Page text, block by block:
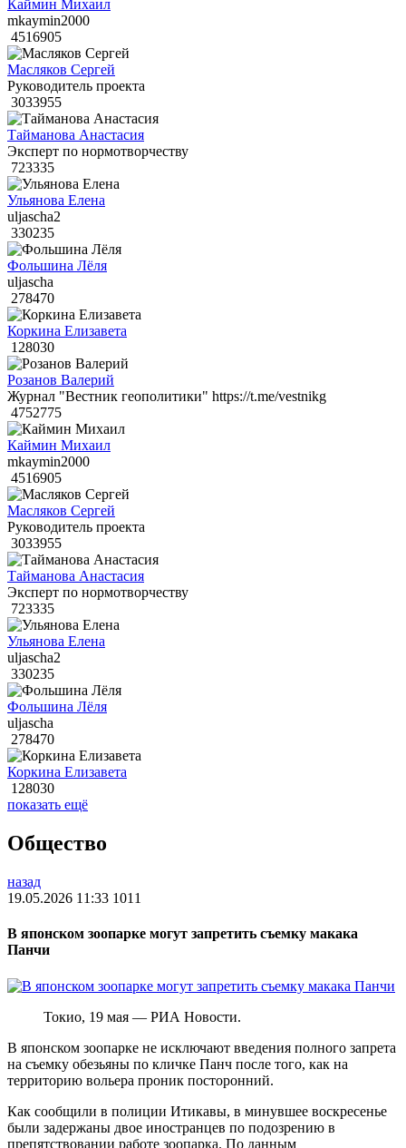
Каймин Михаил
mkaymin2000
4516905
Масляков Сергей
Руководитель проекта
3033955
Тайманова Анастасия
Эксперт по нормотворчеству
723335
Ульянова Елена
uljascha2
330235
Фольшина Лёля
uljascha
278470
Коркина Елизавета
128030
Розанов Валерий
Журнал "Вестник геополитики" https://t.me/vestnikg
4752775
Каймин Михаил
mkaymin2000
4516905
Масляков Сергей
Руководитель проекта
3033955
Тайманова Анастасия
Эксперт по нормотворчеству
723335
Ульянова Елена
uljascha2
330235
Фольшина Лёля
uljascha
278470
Коркина Елизавета
128030
показать ещё
Общество
назад
19.05.2026 11:33 1011
В японском зоопарке могут запретить съемку макака
Панчи
Токио, 19 мая — РИА Новости.
В японском зоопарке не исключают введения полного запрета
на съемку обезьяны по кличке Панч после того, как на
территорию вольера проник посторонний.
Как сообщили в полиции Итикавы, в минувшее воскресенье
были задержаны двое иностранцев по подозрению в
препятствовании работе зоопарка. По данным